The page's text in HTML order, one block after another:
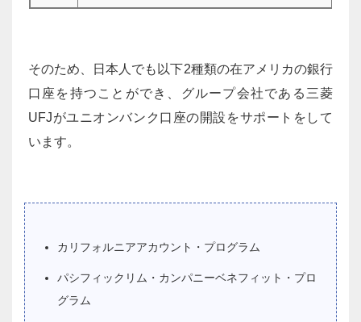
そのため、日本人でも以下2種類の在アメリカの銀行
口座を持つことができ、グループ会社である三菱
UFJがユニオンバンク口座の開設をサポートをして
います。
カリフォルニアアカウント・プログラム
パシフィックリム・カンパニーベネフィット・プロ
グラム